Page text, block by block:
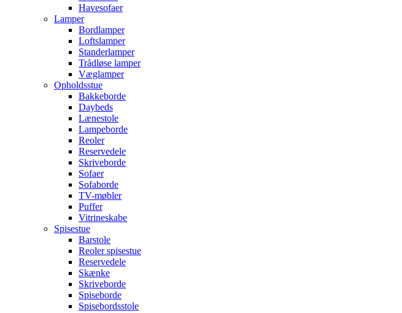
Havesofaer
Lamper
Bordlamper
Loftslamper
Standerlamper
Trådløse lamper
Væglamper
Opholdsstue
Bakkeborde
Daybeds
Lænestole
Lampeborde
Reoler
Reservedele
Skriveborde
Sofaer
Sofaborde
TV-møbler
Puffer
Vitrineskabe
Spisestue
Barstole
Reoler spisestue
Reservedele
Skænke
Skriveborde
Spiseborde
Spisebordsstole